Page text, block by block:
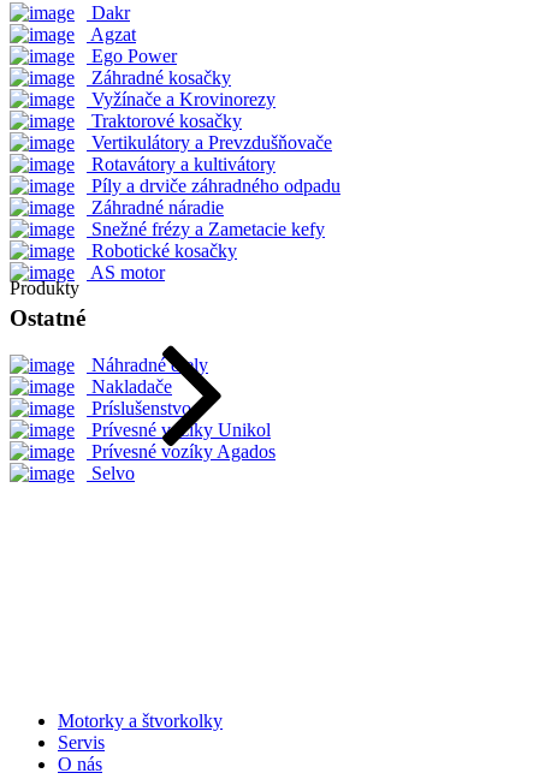
Dakr
Agzat
Ego Power
Záhradné kosačky
Vyžínače a Krovinorezy
Traktorové kosačky
Vertikulátory a Prevzdušňovače
Rotavátory a kultivátory
Píly a drviče záhradného odpadu
Záhradné náradie
Snežné frézy a Zametacie kefy
Robotické kosačky
AS motor
Ostatné
Náhradné diely
Nakladače
Príslušenstvo
Prívesné vozíky Unikol
Prívesné vozíky Agados
Selvo
Produkty
Motorky a štvorkolky
Servis
O nás